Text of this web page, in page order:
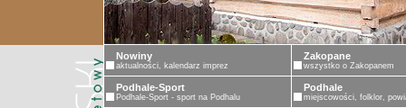
Nowiny
aktualności, kalendarz imprez
Zakopane
wszystko o Zakopanem
Podhale-Sport
Podhale-Sport - sport na Podhalu
Podhale
miejscowości, folklor,